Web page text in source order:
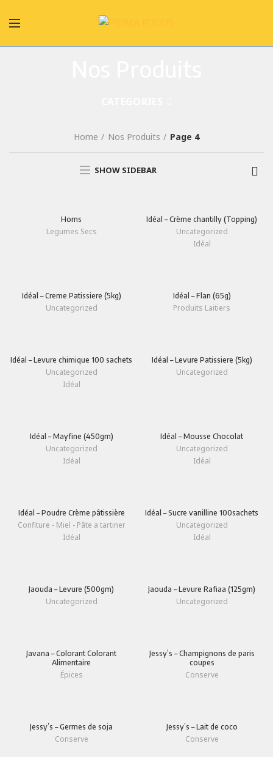
Home Nos Produits Page 4
SHOW SIDEBAR
Homs
Legumes Secs
Idéal – Crème chantilly (Topping)
Uncategorized
Idéal
Idéal – Creme Patissiere (5kg)
Uncategorized
Idéal – Flan (65g)
Produits Laitiers
Idéal – Levure chimique 100 sachets
Uncategorized
Idéal
Idéal – Levure Patissiere (5kg)
Uncategorized
Idéal – Mayfine (450gm)
Uncategorized
Idéal
Idéal – Mousse Chocolat
Uncategorized
Idéal
Idéal – Poudre Crème pâtissière
Confiture - Miel - Pâte a tartiner
Idéal
Idéal – Sucre vanilline 100sachets
Uncategorized
Idéal
Jaouda – Levure (500gm)
Uncategorized
Jaouda – Levure Rafiaa (125gm)
Uncategorized
Javana – Colorant Colorant
Alimentaire
Épices
Jessy’s – Champignons de paris
coupes
Conserve
Jessy’s – Germes de soja
Conserve
Jessy’s – Lait de coco
Conserve